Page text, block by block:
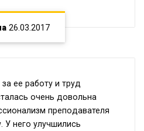
26.03.2017
ее работу и труд
очень довольна
преподавателя
У него улучшились